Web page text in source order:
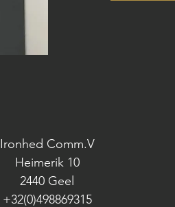
Ironhed Comm.V
Heimerik 10
2440 Geel
+32(0)498869315